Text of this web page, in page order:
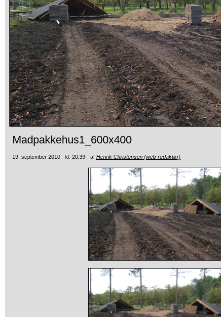
Madpakkehus1_600x400
19. september 2010 - kl. 20:39 - af Henrik Christensen (web-redaktør)